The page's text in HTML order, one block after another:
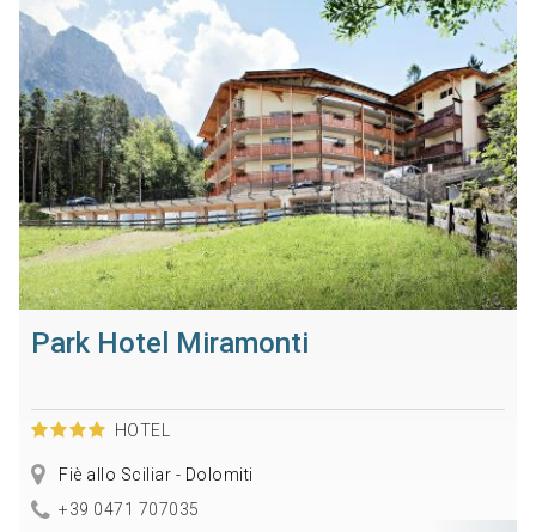
Park Hotel Miramonti
HOTEL
Fiè allo Sciliar - Dolomiti
+39 0471 707035